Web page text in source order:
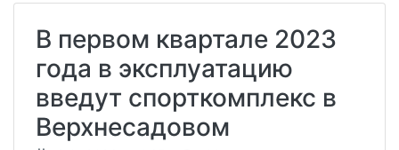
В первом квартале 2023
года в эксплуатацию
введут спорткомплекс в
Верхнесадовом